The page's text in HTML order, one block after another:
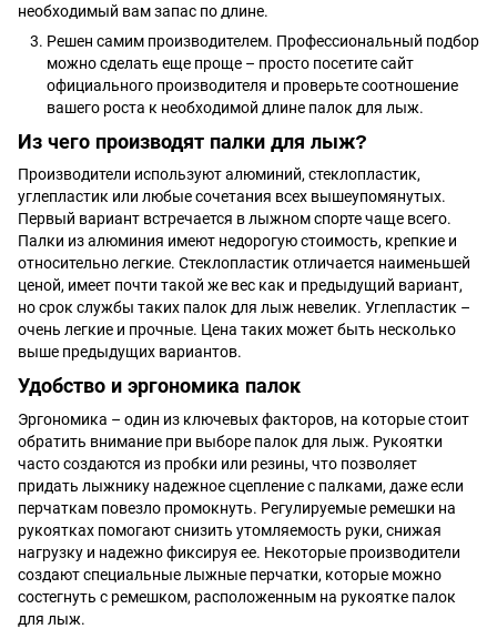
необходимый вам запас по длине.
Решен самим производителем. Профессиональный подбор
можно сделать еще проще – просто посетите сайт
официального производителя и проверьте соотношение
вашего роста к необходимой длине палок для лыж.
Из чего производят палки для лыж?
Производители используют алюминий, стеклопластик,
углепластик или любые сочетания всех вышеупомянутых.
Первый вариант встречается в лыжном спорте чаще всего.
Палки из алюминия имеют недорогую стоимость, крепкие и
относительно легкие. Стеклопластик отличается наименьшей
ценой, имеет почти такой же вес как и предыдущий вариант,
но срок службы таких палок для лыж невелик. Углепластик –
очень легкие и прочные. Цена таких может быть несколько
выше предыдущих вариантов.
Удобство и эргономика палок
Эргономика – один из ключевых факторов, на которые стоит
обратить внимание при выборе палок для лыж. Рукоятки
часто создаются из пробки или резины, что позволяет
придать лыжнику надежное сцепление с палками, даже если
перчаткам повезло промокнуть. Регулируемые ремешки на
рукоятках помогают снизить утомляемость руки, снижая
нагрузку и надежно фиксируя ее. Некоторые производители
создают специальные лыжные перчатки, которые можно
состегнуть с ремешком, расположенным на рукоятке палок
для лыж.